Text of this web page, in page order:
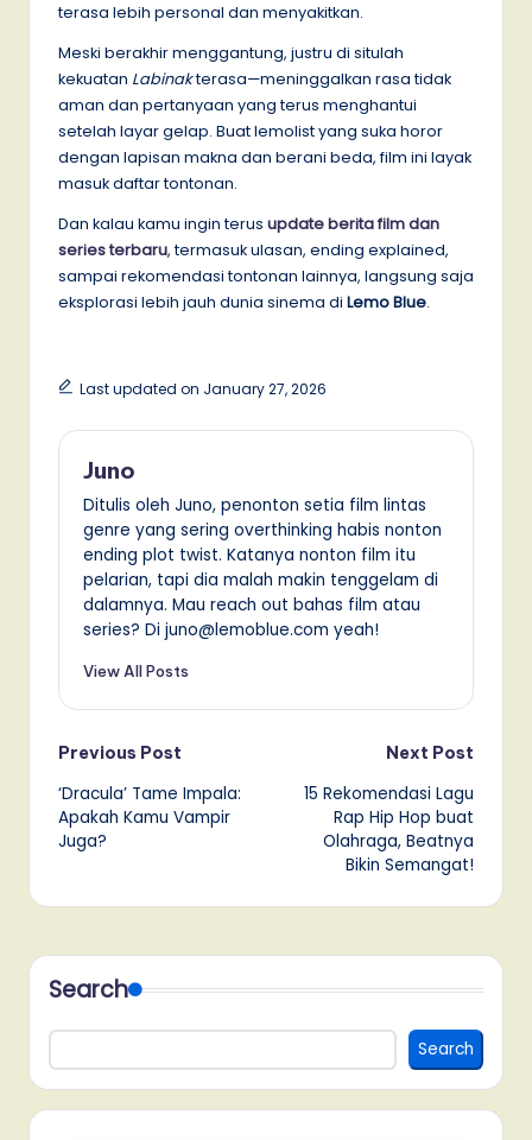
terasa lebih personal dan menyakitkan.
Meski berakhir menggantung, justru di situlah
kekuatan Labinakterasa—meninggalkan rasa tidak
aman dan pertanyaan yang terus menghantui
setelah layar gelap. Buat lemolist yang suka horor
dengan lapisan makna dan berani beda, film ini layak
masuk daftar tontonan.
Dan kalau kamu ingin terus update berita film dan
series terbaru, termasuk ulasan, ending explained,
sampai rekomendasi tontonan lainnya, langsung saja
eksplorasi lebih jauh dunia sinema di Lemo Blue.
Last updated on January 27, 2026
Juno
Ditulis oleh Juno, penonton setia film lintas
genre yang sering overthinking habis nonton
ending plot twist. Katanya nonton film itu
pelarian, tapi dia malah makin tenggelam di
dalamnya. Mau reach out bahas film atau
series? Di juno@lemoblue.com yeah!
View All Posts
Post
navigation
Previous Post
‘Dracula’ Tame Impala:
Apakah Kamu Vampir
Juga?
Next Post
15 Rekomendasi Lagu
Rap Hip Hop buat
Olahraga, Beatnya
Bikin Semangat!
Search
Search